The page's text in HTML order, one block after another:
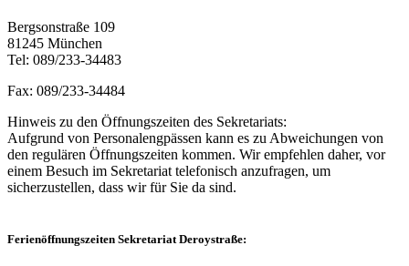
Bergsonstraße 109
81245 München
Tel: 089/233-34483
Fax: 089/233-34484
Hinweis zu den Öffnungszeiten des Sekretariats:
Aufgrund von Personalengpässen kann es zu Abweichungen von
den regulären Öffnungszeiten kommen. Wir empfehlen daher, vor
einem Besuch im Sekretariat telefonisch anzufragen, um
sicherzustellen, dass wir für Sie da sind.
Ferienöffnungszeiten Sekretariat Deroystraße: